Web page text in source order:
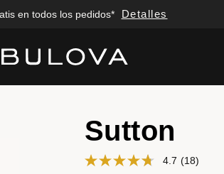
Ahorre 20%* Detalles
Sutton
4.7 (18)
Added to Manage Wishlist